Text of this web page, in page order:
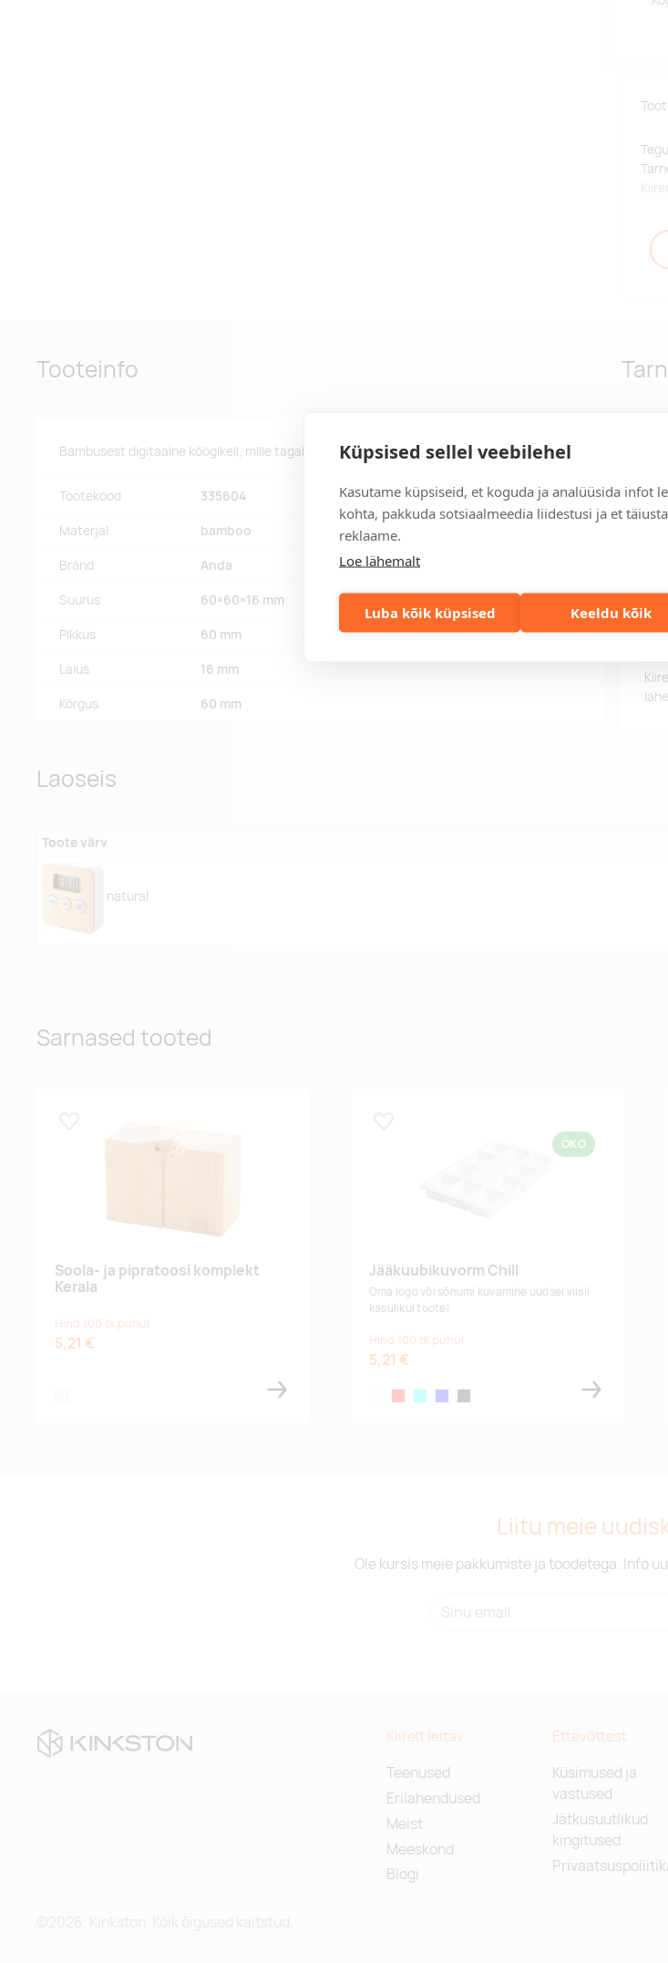
Küpsised sellel veebilehel
Kasutame küpsiseid, et koguda ja analüüsida infot
kohta, pakkuda sotsiaalmeedia liidestusi ja et
reklaame.
Loe lähemalt
Luba kõik küpsised Keeldu kõik
Tooteinfo
Bambusest digitaalne köögikell, mille tagaküljel on magnetid.
Tootekood 335604
Materjal bamboo
Bränd Anda
Suurus 60×60×16 mm
Pikkus 60 mm
Laius 16 mm
Kõrgus 60 mm
Laoseis
Toote värv
natural
Sarnased tooted
Soola- ja pipratoosi komplekt
Kerala
Hind 100 tk puhul
5,21 €
ÖKO
Jääkuubikuvorm Chill
Oma logo või sõnumi kuvamine uudsel viisil
kasulikul tootel.
Hind 100 tk puhul
5,21 €
Liitu meie
Ole kursis meie pakkumiste ja toodetega. Info
Kiirelt leitav
Teenused
Erilahendused
Meist
Meeskond
Blogi
Ettevõttest
Küsimused ja
vastused
Jätkusuutlikud
kingitused